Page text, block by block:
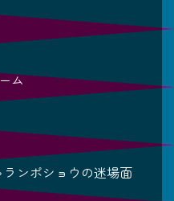
ム
ンポショウの迷場面